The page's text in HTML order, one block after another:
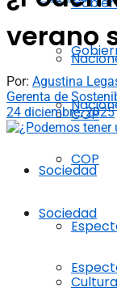
COP
Sociedad
Cultura
COP
Sociedad
verano
Por: Agustina
Gerenta de
24 diciembre, 2025